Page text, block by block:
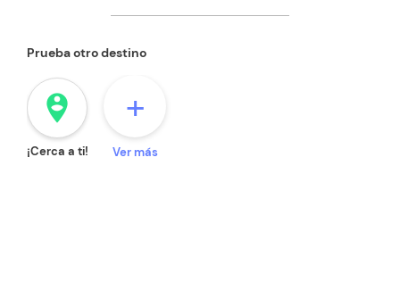
Prueba otro destino
person_pin_circle
¡Cerca a ti!
+
Ver más